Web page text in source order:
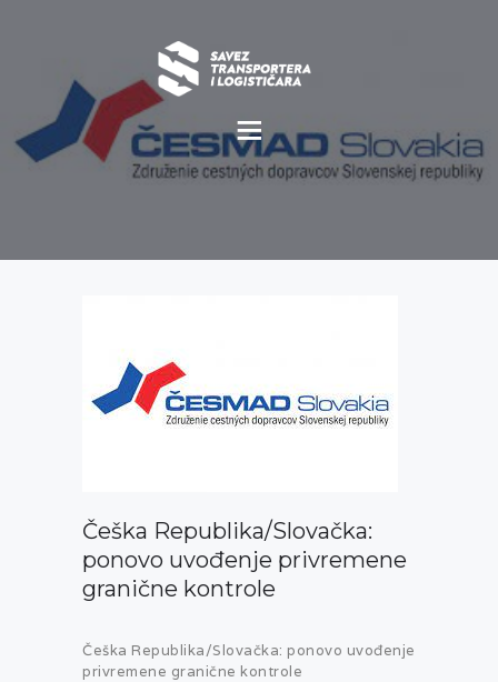
O NAMA
POVOLJNOSTI
GALERIJA
Češka Republika/Slovačka:
ponovo uvođenje privremene
granične kontrole
Češka Republika/Slovačka: ponovo uvođenje
privremene granične kontrole